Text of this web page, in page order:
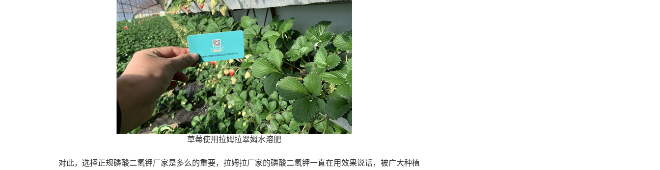
草莓使用拉姆拉翠姆水溶肥
对此，选择正规磷酸二氢钾厂家是多么的重要，拉姆拉厂家的磷酸二氢钾一直在用效果说话，被广大种植